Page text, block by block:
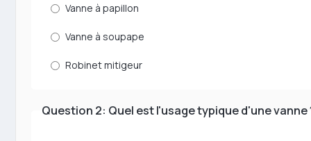
Vanne à papillon
Vanne à soupape
Robinet mitigeur
Question 2: Quel est l'usage typique d'une vanne